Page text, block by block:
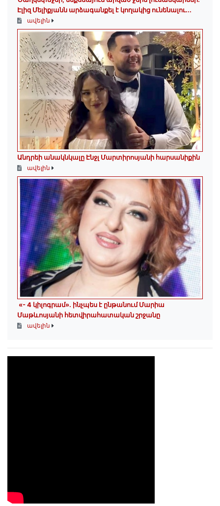
Էլիզ Մելիքյանն արձագանքել է կողակից ունենալու...
ավելին
Անդրեի անակնկալը Էնջլ Մարտիրոսյանի հարսանիքին
ավելին
«- 4 կիլոգրամ». ինչպես է ընթանում Մարիա
Մաթևոսյանի հետվիրահատական շրջանը
ավելին